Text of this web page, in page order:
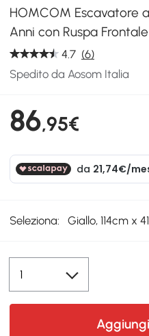
HOMCOM Escavatore
Anni con Ruspa
4.7 (6)
Spedito da Aosom Italia
86,95€
Seleziona: Giallo, 114cm x